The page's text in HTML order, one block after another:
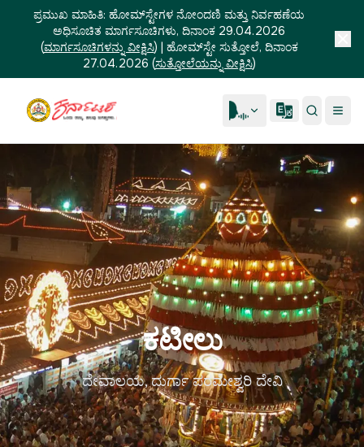
ಪ್ರಮುಖ ಮಾಹಿತಿ: ಹೋಮ್‌ಸ್ಟೇಗಳ ನೋಂದಣಿ ಮತ್ತು ನಿರ್ವಹಣೆಯ
ಅಧಿಸೂಚಿತ ಮಾರ್ಗಸೂಚಿಗಳು, ದಿನಾಂಕ 29.04.2026
(ಮಾರ್ಗಸೂಚಿಗಳನ್ನು ವೀಕ್ಷಿಸಿ) | ಹೋಮ್‌ಸ್ಟೇ ಸುತ್ತೋಲೆ, ದಿನಾಂಕ
27.04.2026 (ಸುತ್ತೋಲೆಯನ್ನು ವೀಕ್ಷಿಸಿ)
ಕಟೀಲು
ದೇವಾಲಯ, ದುರ್ಗಾ ಪರಮೇಶ್ವರಿ ದೇವಿ